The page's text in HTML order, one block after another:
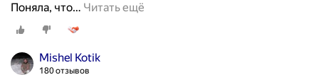
Поняла, что… Читать ещё
Mishel Kotik
180 отзывов